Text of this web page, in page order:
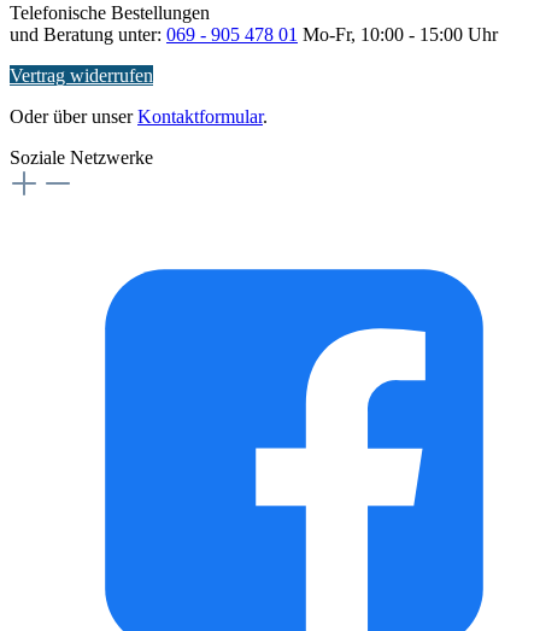
Telefonische Bestellungen
und Beratung unter: 069 - 905 478 01 Mo-Fr, 10:00 - 15:00 Uhr
Vertrag widerrufen
Oder über unserKontaktformular.
Soziale Netzwerke